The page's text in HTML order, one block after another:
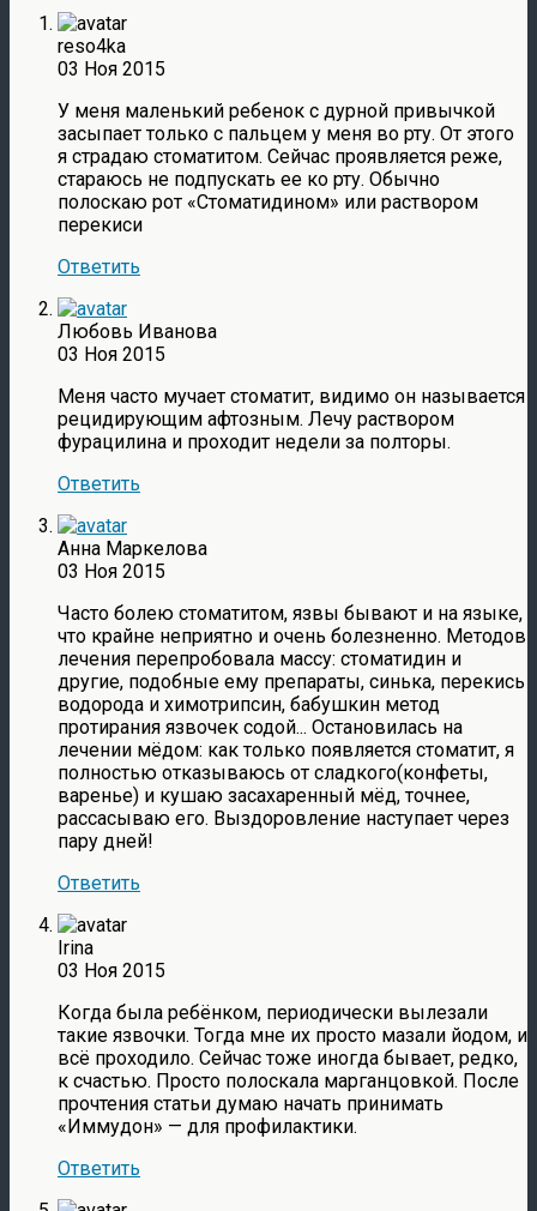
reso4ka
03 Ноя 2015
У меня маленький ребенок с дурной привычкой
засыпает только с пальцем у меня во рту. От этого
я страдаю стоматитом. Сейчас проявляется реже,
стараюсь не подпускать ее ко рту. Обычно
полоскаю рот «Стоматидином» или раствором
перекиси
Ответить
Любовь Иванова
03 Ноя 2015
Меня часто мучает стоматит, видимо он называется
рецидирующим афтозным. Лечу раствором
фурацилина и проходит недели за полторы.
Ответить
Анна Маркелова
03 Ноя 2015
Часто болею стоматитом, язвы бывают и на языке,
что крайне неприятно и очень болезненно. Методов
лечения перепробовала массу: стоматидин и
другие, подобные ему препараты, синька, перекись
водорода и химотрипсин, бабушкин метод
протирания язвочек содой... Остановилась на
лечении мёдом: как только появляется стоматит, я
полностью отказываюсь от сладкого(конфеты,
варенье) и кушаю засахаренный мёд, точнее,
рассасываю его. Выздоровление наступает через
пару дней!
Ответить
Irina
03 Ноя 2015
Когда была ребёнком, периодически вылезали
такие язвочки. Тогда мне их просто мазали йодом, и
всё проходило. Сейчас тоже иногда бывает, редко,
к счастью. Просто полоскала марганцовкой. После
прочтения статьи думаю начать принимать
«Иммудон» — для профилактики.
Ответить